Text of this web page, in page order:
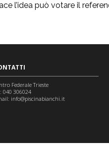
l’idea può votare il
Federale Trieste
040 306024
info@piscinabianchi.it